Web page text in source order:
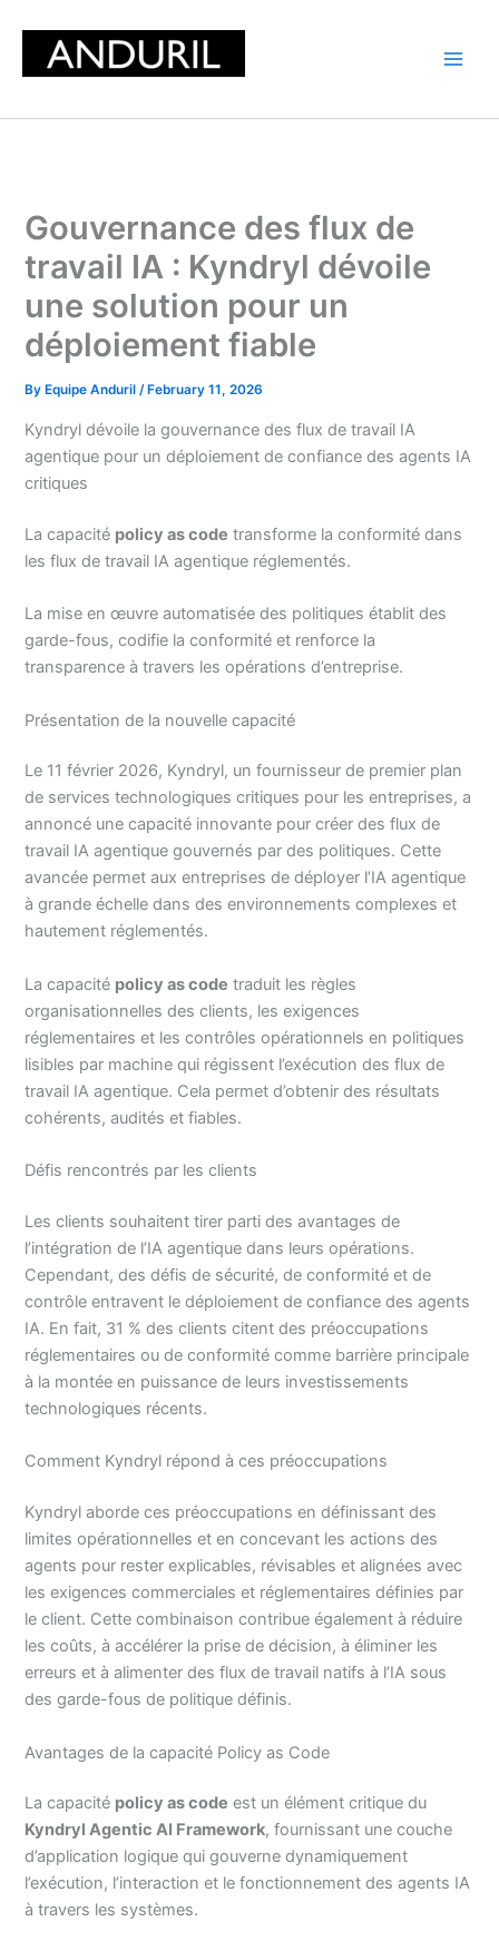
content
Gouvernance des flux de
travail IA : Kyndryl dévoile
une solution pour un
déploiement fiable
By Equipe Anduril/ February 11, 2026
Kyndryl dévoile la gouvernance des flux de travail IA
agentique pour un déploiement de confiance des agents IA
critiques
La capacité policy as code transforme la conformité dans
les flux de travail IA agentique réglementés.
La mise en œuvre automatisée des politiques établit des
garde-fous, codifie la conformité et renforce la
transparence à travers les opérations d’entreprise.
Présentation de la nouvelle capacité
Le 11 février 2026, Kyndryl, un fournisseur de premier plan
de services technologiques critiques pour les entreprises, a
annoncé une capacité innovante pour créer des flux de
travail IA agentique gouvernés par des politiques. Cette
avancée permet aux entreprises de déployer l’IA agentique
à grande échelle dans des environnements complexes et
hautement réglementés.
La capacité policy as code traduit les règles
organisationnelles des clients, les exigences
réglementaires et les contrôles opérationnels en politiques
lisibles par machine qui régissent l’exécution des flux de
travail IA agentique. Cela permet d’obtenir des résultats
cohérents, audités et fiables.
Défis rencontrés par les clients
Les clients souhaitent tirer parti des avantages de
l’intégration de l’IA agentique dans leurs opérations.
Cependant, des défis de sécurité, de conformité et de
contrôle entravent le déploiement de confiance des agents
IA. En fait, 31 % des clients citent des préoccupations
réglementaires ou de conformité comme barrière principale
à la montée en puissance de leurs investissements
technologiques récents.
Comment Kyndryl répond à ces préoccupations
Kyndryl aborde ces préoccupations en définissant des
limites opérationnelles et en concevant les actions des
agents pour rester explicables, révisables et alignées avec
les exigences commerciales et réglementaires définies par
le client. Cette combinaison contribue également à réduire
les coûts, à accélérer la prise de décision, à éliminer les
erreurs et à alimenter des flux de travail natifs à l’IA sous
des garde-fous de politique définis.
Avantages de la capacité Policy as Code
La capacité policy as code est un élément critique du
Kyndryl Agentic AI Framework, fournissant une couche
d’application logique qui gouverne dynamiquement
l’exécution, l’interaction et le fonctionnement des agents IA
à travers les systèmes.